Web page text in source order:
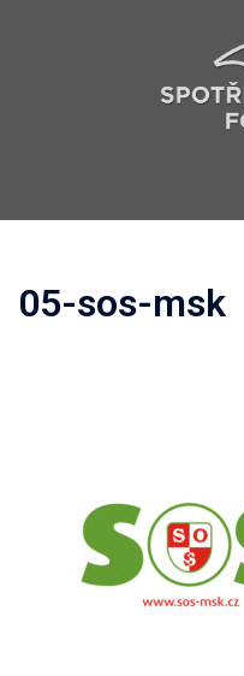
05-sos-msk